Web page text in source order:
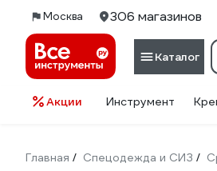
Москва 306 магазинов
Каталог
Акции Инструмент
Главная / Спецодежда и СИЗ /